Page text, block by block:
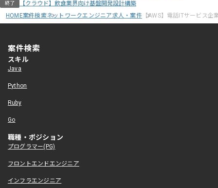
終了
【クラウド】飲食業界向け基盤開発設計構築
HOME案件検索ネットワークエンジニア求人・案件【AWS】電話ITサービス企
案件検索
スキル
Java
Python
Ruby
Go
職種・ポジション
プログラマー(PG)
フロントエンドエンジニア
インフラエンジニア